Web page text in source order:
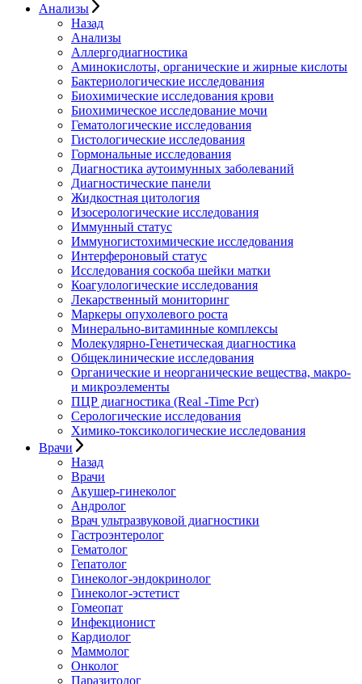
Анализы
Назад
Анализы
Аллергодиагностика
Аминокислоты, органические и жирные кислоты
Бактериологические исследования
Биохимические исследования крови
Биохимическое исследование мочи
Гематологические исследования
Гистологические исследования
Гормональные исследования
Диагностика аутоимунных заболеваний
Диагностические панели
Жидкостная цитология
Изосерологические исследования
Иммунный статус
Иммуногистохимические исследования
Интерфероновый статус
Исследования соскоба шейки матки
Коагулологические исследования
Лекарственный мониторинг
Маркеры опухолевого роста
Минерально-витаминные комплексы
Молекулярно-Генетическая диагностика
Общеклинические исследования
Органические и неорганические вещества, макро-
и микроэлементы
ПЦР диагностика (Real -Time Pcr)
Серологические исследования
Химико-токсикологические исследования
Врачи
Назад
Врачи
Акушер-гинеколог
Андролог
Врач ультразвуковой диагностики
Гастроэнтеролог
Гематолог
Гепатолог
Гинеколог-эндокринолог
Гинеколог-эстетист
Гомеопат
Инфекционист
Кардиолог
Маммолог
Онколог
Паразитолог